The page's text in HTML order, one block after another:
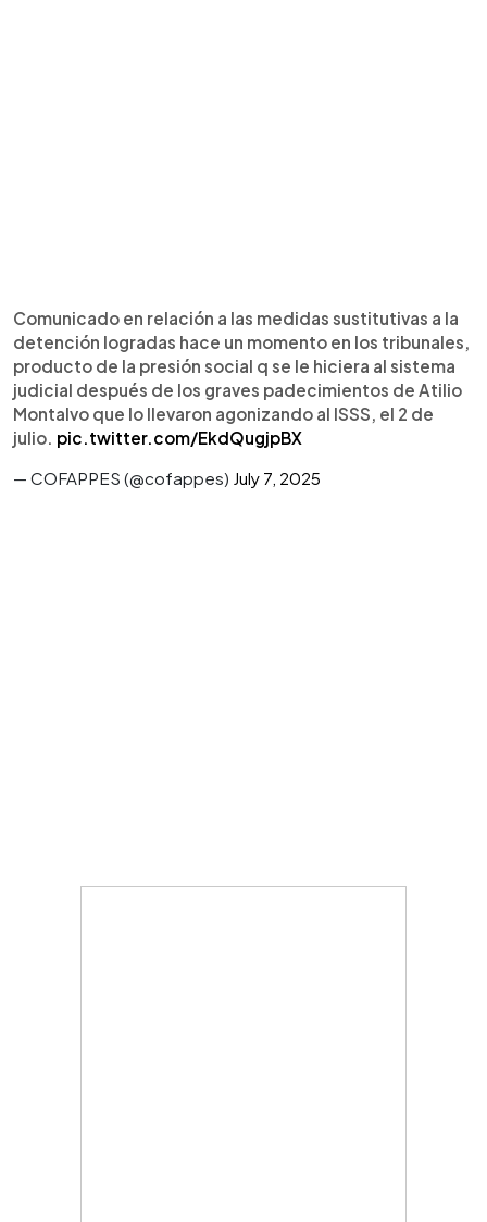
Comunicado en relación a las medidas sustitutivas a la
detención logradas hace un momento en los tribunales,
producto de la presión social q se le hiciera al sistema
judicial después de los graves padecimientos de Atilio
Montalvo que lo llevaron agonizando al ISSS, el 2 de
julio. pic.twitter.com/EkdQugjpBX
— COFAPPES (@cofappes) July 7, 2025